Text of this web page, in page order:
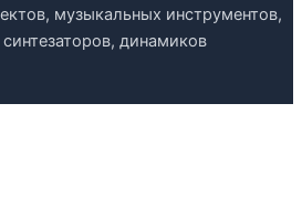
музыкальных инструментов,
динамиков